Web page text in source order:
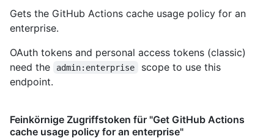
Gets the GitHub Actions cache usage policy for an
enterprise.
OAuth tokens and personal access tokens (classic)
need the
admin:enterprise
scope to use this
endpoint.
Feinkörnige Zugriffstoken für "Get GitHub Actions
cache usage policy for an enterprise"